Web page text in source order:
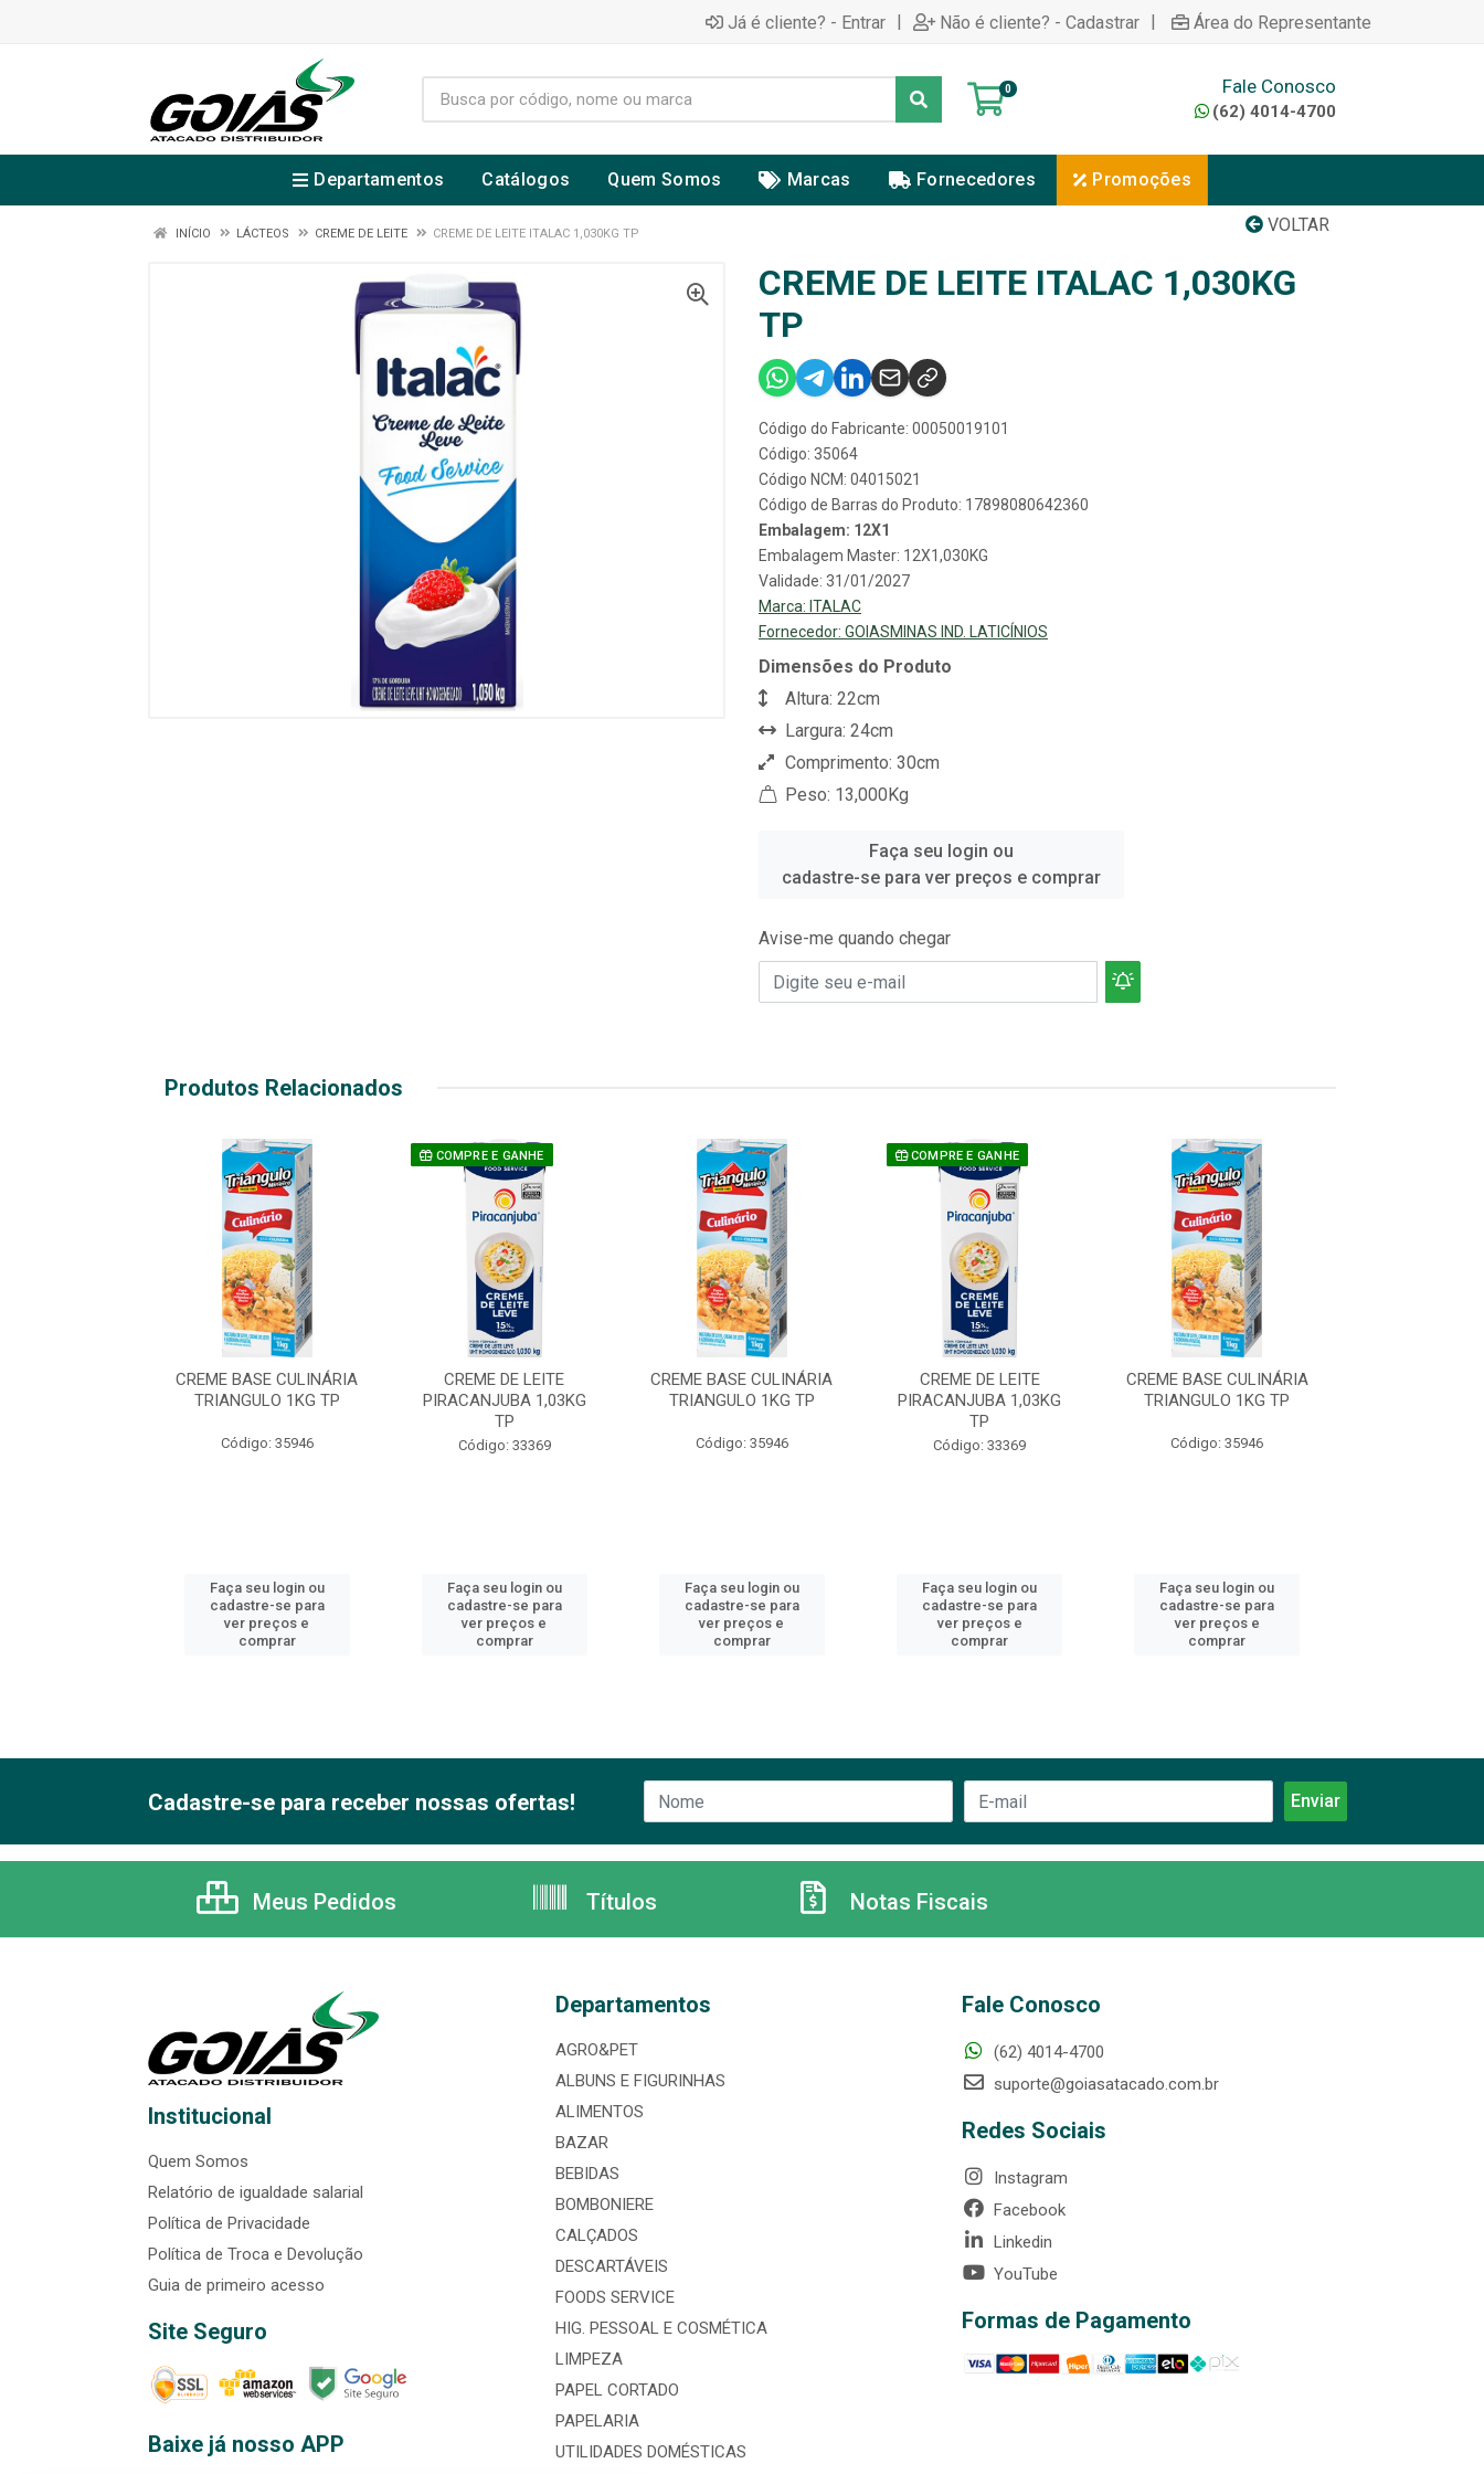
Já é cliente? - Entrar | Não é cliente? - Cadastrar | Área do Representante
0 Fale Conosco
(62) 4014-4700
Departamentos Catálogos Quem Somos Marcas Fornecedores Promoções
VOLTAR
INÍCIO LÁCTEOS CREME DE LEITE CREME DE LEITE ITALAC 1,030KG TP
CREME DE LEITE ITALAC 1,030KG
TP
Código do Fabricante: 00050019101
Código: 35064
Código NCM: 04015021
Código de Barras do Produto: 17898080642360
Embalagem: 12X1
Embalagem Master: 12X1,030KG
Validade: 31/01/2027
Marca: ITALAC
Fornecedor: GOIASMINAS IND. LATICÍNIOS
Dimensões do Produto
Altura: 22cm
Largura: 24cm
Comprimento: 30cm
Peso: 13,000Kg
Faça seu login ou
cadastre-se para ver preços e comprar
Avise-me quando chegar
Produtos Relacionados
CREME BASE CULINÁRIA
TRIANGULO 1KG TP
Código: 35946
Faça seu login ou
cadastre-se para
ver preços e
comprar
COMPRE E GANHE
CREME DE LEITE
PIRACANJUBA 1,03KG
TP
Código: 33369
Faça seu login ou
cadastre-se para
ver preços e
comprar
CREME BASE CULINÁRIA
TRIANGULO 1KG TP
Código: 35946
Faça seu login ou
cadastre-se para
ver preços e
comprar
COMPRE E GANHE
CREME DE LEITE
PIRACANJUBA 1,03KG
TP
Código: 33369
Faça seu login ou
cadastre-se para
ver preços e
comprar
CREME BASE CULINÁRIA
TRIANGULO 1KG TP
Código: 35946
Faça seu login ou
cadastre-se para
ver preços e
comprar
Cadastre-se para receber nossas ofertas!
Meus Pedidos Títulos Notas Fiscais
Institucional
Quem Somos
Relatório de igualdade salarial
Política de Privacidade
Política de Troca e Devolução
Guia de primeiro acesso
Site Seguro
Baixe já nosso APP
Departamentos
AGRO&PET
ALBUNS E FIGURINHAS
ALIMENTOS
BAZAR
BEBIDAS
BOMBONIERE
CALÇADOS
DESCARTÁVEIS
FOODS SERVICE
HIG. PESSOAL E COSMÉTICA
LIMPEZA
PAPEL CORTADO
PAPELARIA
UTILIDADES DOMÉSTICAS
Fale Conosco
(62) 4014-4700
suporte@goiasatacado.com.br
Redes Sociais
Instagram
Facebook
Linkedin
YouTube
Formas de Pagamento